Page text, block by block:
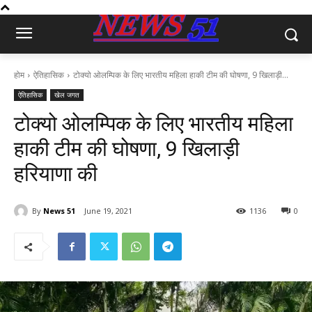
होम ऐतिहासिक टोक्यो ओलम्पिक के लिए भारतीय महिला हाकी टीम की घोषणा, 9 खिलाड़ी...
ऐतिहासिक खेल जगत
टोक्यो ओलम्पिक के लिए भारतीय महिला
हाकी टीम की घोषणा, 9 खिलाड़ी
हरियाणा की
By News 51 June 19, 2021 0
1136